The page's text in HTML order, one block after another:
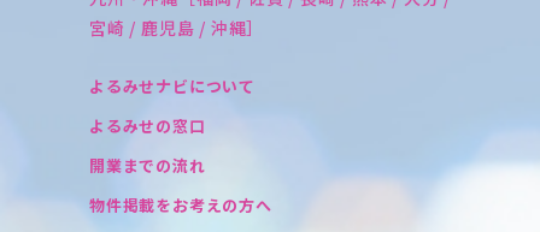
宮崎 / 鹿児島 / 沖縄］
よるみせナビについて
よるみせの窓口
開業までの流れ
物件掲載をお考えの方へ